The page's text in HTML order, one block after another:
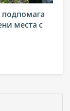
места с